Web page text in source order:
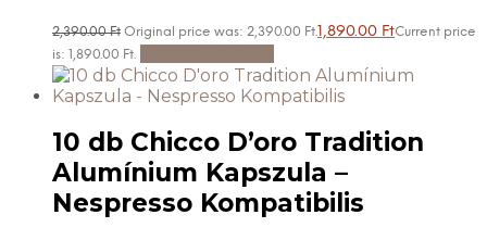
2,390.00Ft Original price was: 2,390.00 Ft.1,890.00 FtCurrent price
is: 1,890.00 Ft.
10 db Chicco D’oro Tradition
Alumínium Kapszula –
Nespresso Kompatibilis